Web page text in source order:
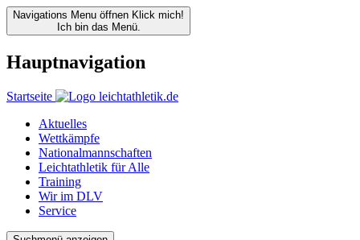
Navigations Menu öffnen Klick mich!
Ich bin das Menü.
Hauptnavigation
Startseite
Aktuelles
Wettkämpfe
Nationalmannschaften
Leichtathletik für Alle
Training
Wir im DLV
Service